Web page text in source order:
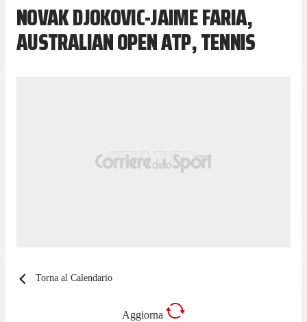
NOVAK DJOKOVIC-JAIME FARIA,
AUSTRALIAN OPEN ATP, TENNIS
Torna al Calendario
Aggiorna